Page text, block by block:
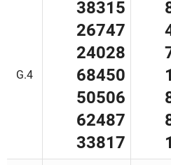
G.4
38315
26747
24028
68450
50506
62487
33817